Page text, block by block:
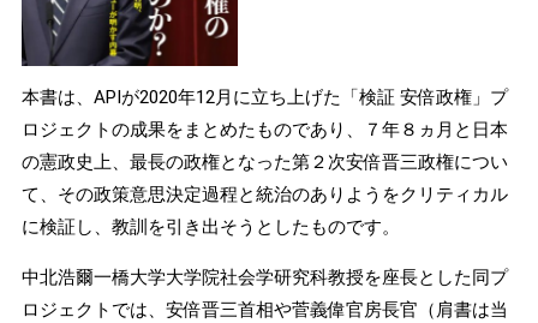
本書は、APIが2020年12月に立ち上げた「検証 安倍政権」プ
ロジェクトの成果をまとめたものであり、７年８ヵ月と日本
の憲政史上、最長の政権となった第２次安倍晋三政権につい
て、その政策意思決定過程と統治のありようをクリティカル
に検証し、教訓を引き出そうとしたものです。
中北浩爾一橋大学大学院社会学研究科教授を座長とした同プ
ロジェクトでは、安倍晋三首相や菅義偉官房長官（肩書は当